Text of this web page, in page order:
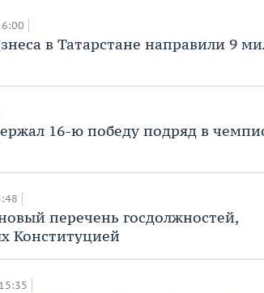
в Татарстане направили 9
16-ю победу подряд в
перечень госдолжностей,
Конституцией